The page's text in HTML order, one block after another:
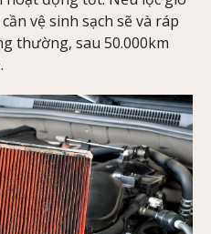
vệ sinh sạch sẽ và ráp
thường, sau 50.000km